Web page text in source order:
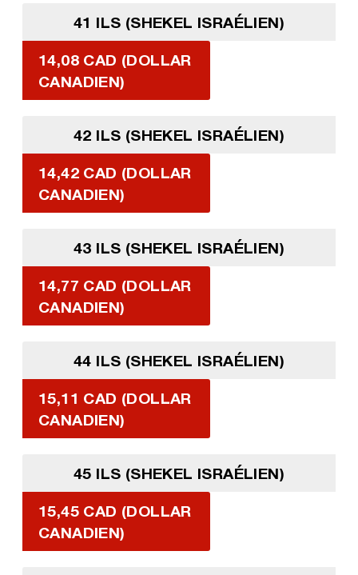
41 ILS (SHEKEL ISRAÉLIEN)
14,08 CAD (DOLLAR
CANADIEN)
42 ILS (SHEKEL ISRAÉLIEN)
14,42 CAD (DOLLAR
CANADIEN)
43 ILS (SHEKEL ISRAÉLIEN)
14,77 CAD (DOLLAR
CANADIEN)
44 ILS (SHEKEL ISRAÉLIEN)
15,11 CAD (DOLLAR
CANADIEN)
45 ILS (SHEKEL ISRAÉLIEN)
15,45 CAD (DOLLAR
CANADIEN)